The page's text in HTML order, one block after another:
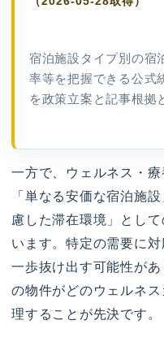
宿泊施設タイプ別の宿
率等を把握できる公式
を政策立案と記事根拠
一方で、ウェルネス・療
「単なる安価な宿泊施
慮した滞在環境」とし
います。特定の需要に
一歩抜け出す可能性が
の物件がどのウェルネ
理することが先決です。